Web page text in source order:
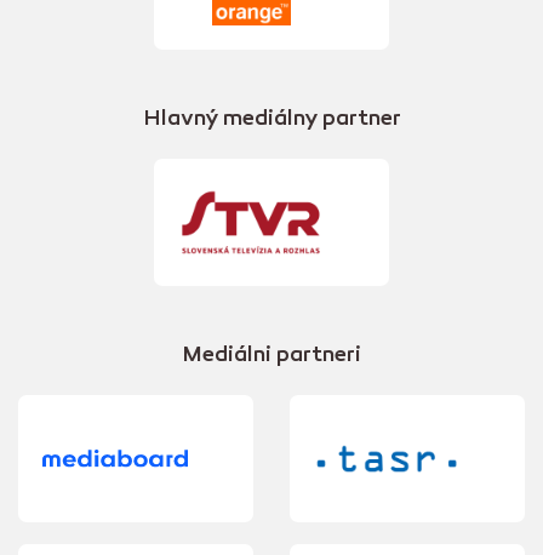
Hlavný mediálny partner
Mediálni partneri